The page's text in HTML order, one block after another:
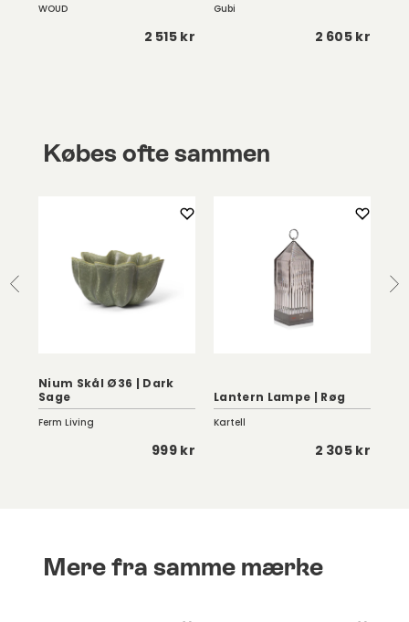
WOUD
2 515 kr
Gubi
2 605 kr
Købes ofte sammen
Nium Skål Ø36 | Dark
Sage
Ferm Living
999 kr
Lantern Lampe | Røg
Kartell
2 305 kr
Mere fra samme mærke